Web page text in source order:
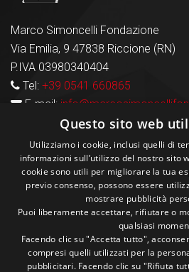
Marco Simoncelli Fondazione
Via Emilia, 9 47838 Riccione (RN)
P.IVA 03980340404
Tel: +39 0541 660865
E-mail:
Carte
Seguici sui social
1M
Followers
13k
Followers
Questo sito web
Utilizziamo i cookie, inclusi quelli di
informazioni sull’utilizzo del nostro sito
cookie sono utili per migliorare la tua
previo consenso, possono essere
mostrare pubblicità
Puoi liberamente accettare, rifiutare o
qualsiasi
Facendo clic su "Accetta tutto",
compresi quelli utilizzati per la
pubblicitari. Facendo clic su "Rifiuta